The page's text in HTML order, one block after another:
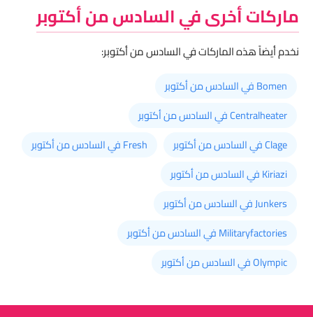
ماركات أخرى في السادس من أكتوبر
نخدم أيضاً هذه الماركات في السادس من أكتوبر:
Bomen في السادس من أكتوبر
Centralheater في السادس من أكتوبر
Clage في السادس من أكتوبر
Fresh في السادس من أكتوبر
Kiriazi في السادس من أكتوبر
Junkers في السادس من أكتوبر
Militaryfactories في السادس من أكتوبر
Olympic في السادس من أكتوبر